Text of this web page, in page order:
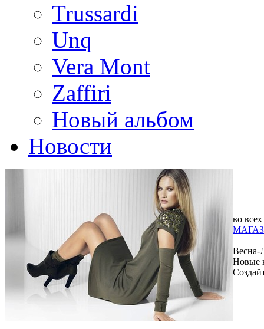
Trussardi
Unq
Vera Mont
Zaffiri
Новый альбом
Новости
во всех
Весна-
Новые